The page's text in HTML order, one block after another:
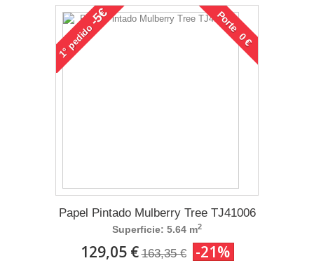
1°
pedido
-5€ Porte 0 €
Papel Pintado Mulberry Tree TJ41006
Superficie: 5.64 m2
129,05 € 163,35 € -21%